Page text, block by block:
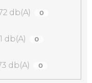
db(A) 0
db(A) 0
db(A) 0